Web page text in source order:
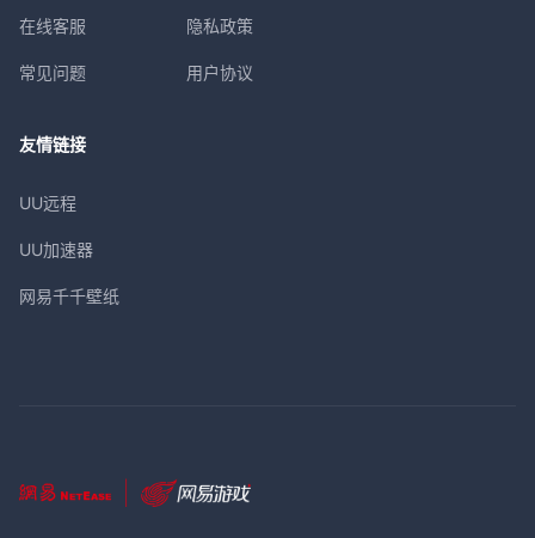
在线客服
常见问题
隐私政策
用户协议
友情链接
UU远程
UU加速器
网易千千壁纸